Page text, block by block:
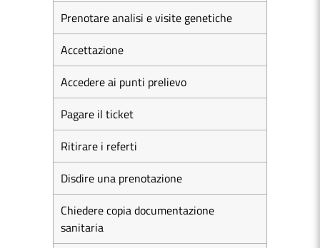
Prenotare analisi e visite genetiche
Accettazione
Accedere ai punti prelievo
Pagare il ticket
Ritirare i referti
Disdire una prenotazione
Chiedere copia documentazione
sanitaria